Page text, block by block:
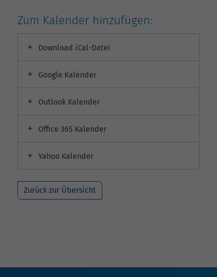
Zum Kalender hinzufügen:
Download iCal-Datei
Google Kalender
Outlook Kalender
Office 365 Kalender
Yahoo Kalender
Zurück zur Übersicht